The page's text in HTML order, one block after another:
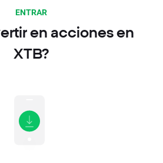
ENTRAR
en acciones en
XTB?